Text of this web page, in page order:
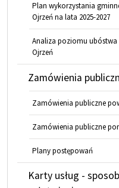
Plan wykorzystania
Ojrzeń na lata 2025-2027
Analiza poziomu ubóstwa
Ojrzeń
Zamówienia
Zamówienia publiczne
Zamówienia publiczne
Plany postępowań
Karty usług -